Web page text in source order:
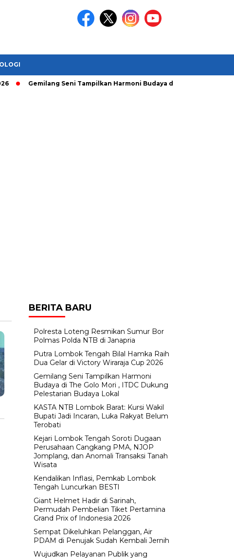
Gemilang Seni Tampilkan Harmoni Budaya di The Golo Mori , ITDC
BERITA BARU
Polresta Loteng Resmikan Sumur Bor
Polmas Polda NTB di Janapria
Putra Lombok Tengah Bilal Hamka Raih
Dua Gelar di Victory Wiraraja Cup 2026
Gemilang Seni Tampilkan Harmoni
Budaya di The Golo Mori , ITDC Dukung
Pelestarian Budaya Lokal
KASTA NTB Lombok Barat: Kursi Wakil
Bupati Jadi Incaran, Luka Rakyat Belum
Terobati
Kejari Lombok Tengah Soroti Dugaan
Perusahaan Cangkang PMA, NJOP
Jomplang, dan Anomali Transaksi Tanah
Wisata
Kendalikan Inflasi, Pemkab Lombok
Tengah Luncurkan BESTI
Giant Helmet Hadir di Sarinah,
Permudah Pembelian Tiket Pertamina
Grand Prix of Indonesia 2026
Sempat Dikeluhkan Pelanggan, Air
PDAM di Penujak Sudah Kembali Jernih
Wujudkan Pelayanan Publik yang